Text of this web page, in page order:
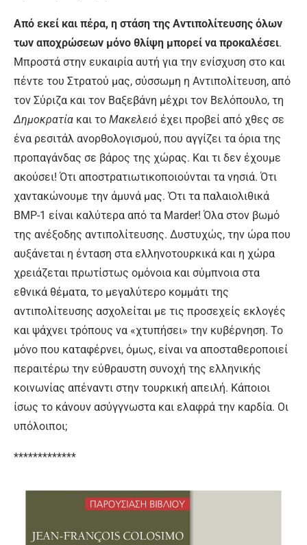
Από εκεί και πέρα, η στάση της Αντιπολίτευσης όλων
των αποχρώσεων μόνο θλίψη μπορεί να προκαλέσει.
Μπροστά στην ευκαιρία αυτή για την ενίσχυση στο και
πέντε του Στρατού μας, σύσσωμη η Αντιπολίτευση, από
τον Σύριζα και τον Βαξεβάνη μέχρι τον Βελόπουλο, τη
Δημοκρατία και το Μακελειό έχει προβεί από χθες σε
ένα ρεσιτάλ ανορθολογισμού, που αγγίζει τα όρια της
προπαγάνδας σε βάρος της χώρας. Και τι δεν έχουμε
ακούσει! Ότι αποστρατιωτικοποιούνται τα νησιά. Ότι
χαντακώνουμε την άμυνά μας. Ὀτι τα παλαιολιθικά
BMP-1 είναι καλύτερα από τα Marder! Όλα στον βωμό
της ανέξοδης αντιπολίτευσης. Δυστυχώς, την ώρα που
αυξάνεται η ένταση στα ελληνοτουρκικά και η χώρα
χρειάζεται πρωτίστως ομόνοια και σύμπνοια στα
εθνικά θέματα, το μεγαλύτερο κομμάτι της
αντιπολίτευσης ασχολείται με τις προσεχείς εκλογές
και ψάχνει τρόπους να «χτυπήσει» την κυβέρνηση. Το
μόνο που καταφέρνει, όμως, είναι να αποσταθεροποιεί
περαιτέρω την εύθραυστη συνοχή της ελληνικής
κοινωνίας απέναντι στην τουρκική απειλή. Κάποιοι
ίσως το κάνουν ασύγγνωστα και ελαφρά την καρδία. Οι
υπόλοιποι;
*************